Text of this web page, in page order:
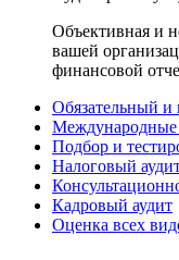
Объективная и
вашей
финансовой
Обязательный
Международные
Подбор и
Налоговый
Кадровый аудит
Оценка всех